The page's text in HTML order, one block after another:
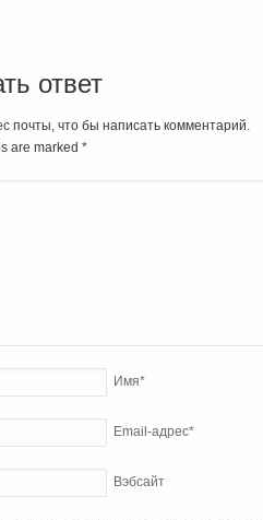
ответ
почты, что бы написать комментарий.
are marked *
Имя*
Email-адрес*
Вэбсайт